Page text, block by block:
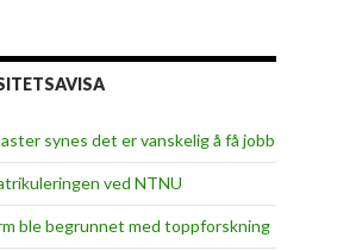
synes det er vanskelig å få jobb
ved NTNU
ble begrunnet med toppforskning